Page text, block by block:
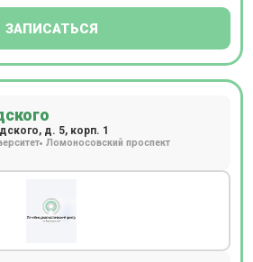
ЗАПИСАТЬСЯ
д. 5, корп. 1
Ломоносовский проспект